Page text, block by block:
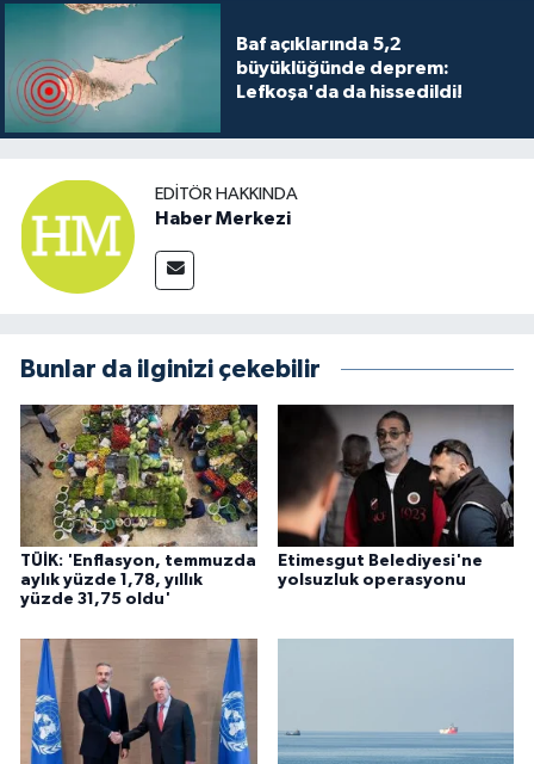
Baf açıklarında 5,2
büyüklüğünde deprem:
Lefkoşa'da da hissedildi!
EDITÖR HAKKINDA
Haber Merkezi
Bunlar da ilginizi çekebilir
TÜİK: 'Enflasyon, temmuzda
aylık yüzde 1,78, yıllık
yüzde 31,75 oldu'
Etimesgut Belediyesi'ne
yolsuzluk operasyonu